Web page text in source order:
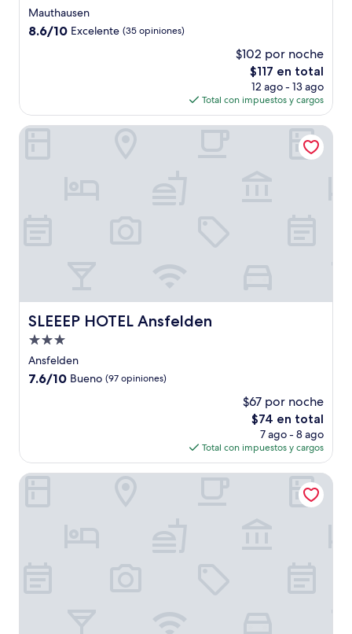
de
3.5
Mauthausen
8.6
8.6/10 Excelente (35 opiniones)
$102 por noche
El
precio
actual
es
de
$117 en total
12 ago - 13 ago
Total con impuestos y cargos
SLEEEP HOTEL Ansfelden
SLEEEP HOTEL Ansfelden
Propiedad
de
3.0
Ansfelden
7.6
7.6/10 Bueno (97 opiniones)
$67 por noche
El
precio
actual
es
de
$74 en total
7 ago - 8 ago
Total con impuestos y cargos
SLEEEP HOTEL Ansfelden
DORMERO MaHo Steyr